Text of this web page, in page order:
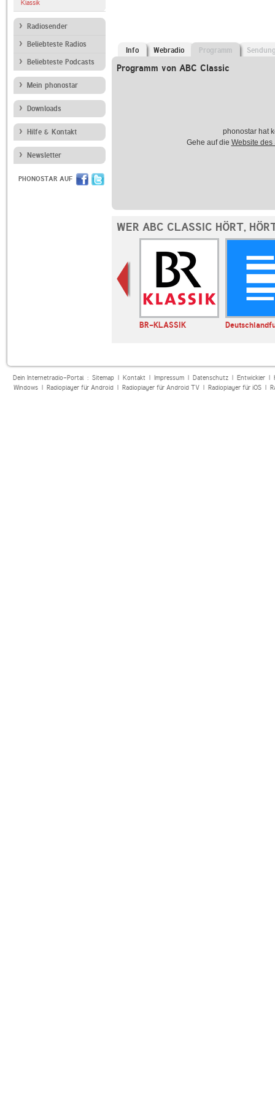
Klassik
Radiosender
Beliebteste Radios
Beliebteste Podcasts
Mein phonostar
Downloads
Hilfe & Kontakt
Newsletter
PHONOSTAR AUF
Info Webradio Programm
Programm von ABC Classic
phonostar hat
Gehe auf die Website des
WER ABC CLASSIC HÖRT,
BR-KLASSIK
Dein Internetradio-Portal : Sitemap| Kontakt| Impressum| Datenschutz| Entwickler|
Windows| Radioplayer für Android| Radioplayer für Android TV| Radioplayer für iOS|